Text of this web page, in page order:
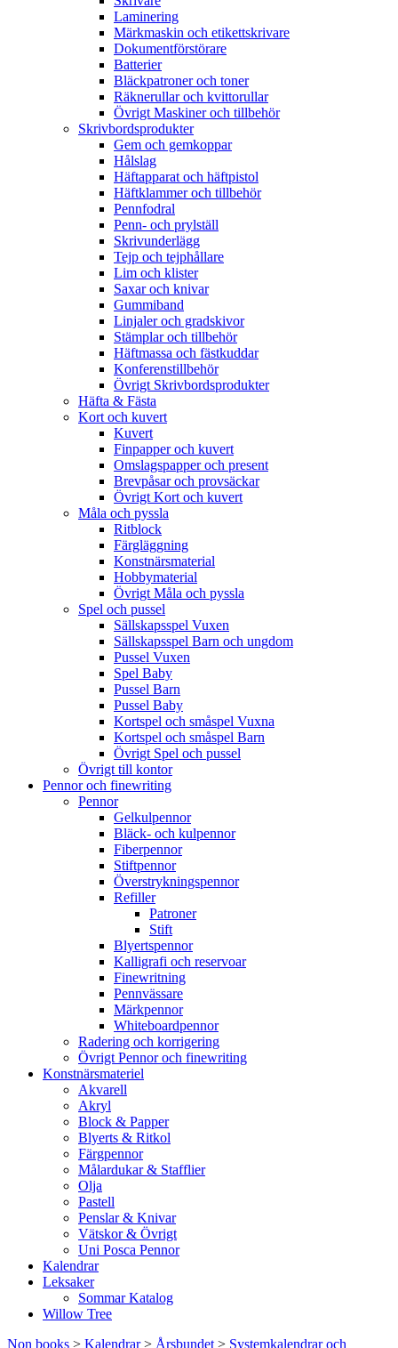
Laminering
Märkmaskin och etikettskrivare
Dokumentförstörare
Batterier
Bläckpatroner och toner
Räknerullar och kvittorullar
Övrigt Maskiner och tillbehör
Skrivbordsprodukter
Gem och gemkoppar
Hålslag
Häftapparat och häftpistol
Häftklammer och tillbehör
Pennfodral
Penn- och prylställ
Skrivunderlägg
Tejp och tejphållare
Lim och klister
Saxar och knivar
Gummiband
Linjaler och gradskivor
Stämplar och tillbehör
Häftmassa och fästkuddar
Konferenstillbehör
Övrigt Skrivbordsprodukter
Häfta & Fästa
Kort och kuvert
Kuvert
Finpapper och kuvert
Omslagspapper och present
Brevpåsar och provsäckar
Övrigt Kort och kuvert
Måla och pyssla
Ritblock
Färgläggning
Konstnärsmaterial
Hobbymaterial
Övrigt Måla och pyssla
Spel och pussel
Sällskapsspel Vuxen
Sällskapsspel Barn och ungdom
Pussel Vuxen
Spel Baby
Pussel Barn
Pussel Baby
Kortspel och småspel Vuxna
Kortspel och småspel Barn
Övrigt Spel och pussel
Övrigt till kontor
Pennor och finewriting
Pennor
Gelkulpennor
Bläck- och kulpennor
Fiberpennor
Stiftpennor
Överstrykningspennor
Refiller
Patroner
Stift
Blyertspennor
Kalligrafi och reservoar
Finewritning
Pennvässare
Märkpennor
Whiteboardpennor
Radering och korrigering
Övrigt Pennor och finewriting
Konstnärsmateriel
Akvarell
Akryl
Block & Papper
Blyerts & Ritkol
Färgpennor
Målardukar & Stafflier
Olja
Pastell
Penslar & Knivar
Vätskor & Övrigt
Uni Posca Pennor
Kalendrar
Leksaker
Sommar Katalog
Willow Tree
Non books > Kalendrar> Årsbundet > Systemkalendrar och